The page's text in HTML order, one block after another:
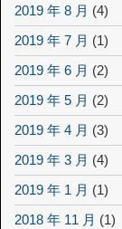
2019 年 8 月 (4)
2019 年 7 月 (1)
2019 年 6 月 (2)
2019 年 5 月 (2)
2019 年 4 月 (3)
2019 年 3 月 (4)
2019 年 1 月 (1)
2018 年 11 月 (1)